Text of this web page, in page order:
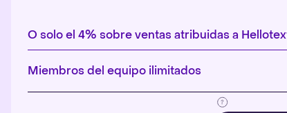
O solo el 4% sobre ventas atribuidas a
Miembros del equipo ilimitados